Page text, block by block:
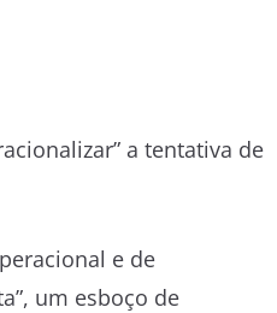
a tentativa de
e de
um esboço de